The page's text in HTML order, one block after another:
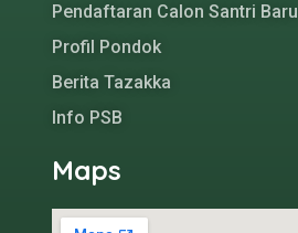
Pendaftaran Calon Santri Baru
Profil Pondok
Berita Tazakka
Info PSB
Maps